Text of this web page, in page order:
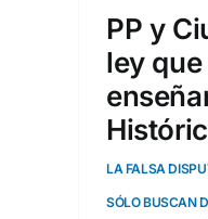
PP y
ley
LA FALSA
SÓLO BUSCAN